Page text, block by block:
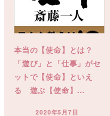
本当の【使命】とは？
「遊び」と「仕事」がセ
ットで【使命】といえ
る 遊ぶ【使命】…
2020年5月7日